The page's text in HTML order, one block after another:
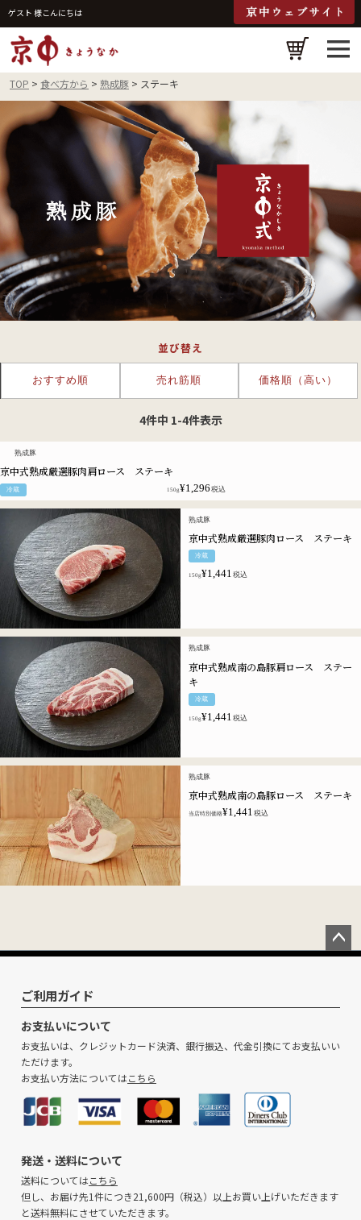
ゲスト 様こんにちは
TOP 食べ方から 熟成豚 ステーキ
並び替え
おすすめ順 売れ筋順 価格順（高い）
4件中 1-4件表示
熟成豚
京中式熟成厳選豚肉肩ロース ステーキ
冷蔵 150g¥1,296 税込
熟成豚
京中式熟成厳選豚肉ロース ステーキ
冷蔵
150g¥1,441 税込
熟成豚
京中式熟成南の島豚肩ロース ステー
キ
冷蔵
150g¥1,441 税込
熟成豚
京中式熟成南の島豚ロース ステーキ
当店特別価格¥1,441 税込
ペー
へ
ご利用ガイド
お支払いについて
お支払いは、クレジットカード決済、銀行振込、代金引換にてお支払いい
ただけます。
お支払い方法についてはこちら
発送・送料について
送料についてはこちら
但し、お届け先1件につき21,600円（税込）以上お買い上げいただきます
と送料無料にさせていただきます。